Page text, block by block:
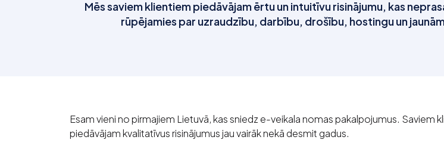
Mēs saviem klientiem piedāvājam ērtu un intuitīvu risinājumu, kas
rūpējamies par uzraudzību, darbību, drošību, hostingu un
Esam vieni no pirmajiem Lietuvā, kas sniedz e-veikala nomas pakalpojumus. Saviem
piedāvājam kvalitatīvus risinājumus jau vairāk nekā desmit gadus.